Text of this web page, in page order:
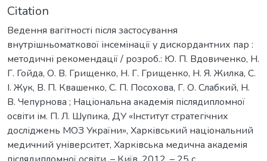
Citation
Ведення вагітності після застосування
внутрішньоматкової інсемінації у дискордантних пар :
методичні рекомендації / розроб.: Ю. П. Вдовиченко, Н.
Г. Гойда, О. В. Грищенко, Н. Г. Грищенко, Н. Я. Жилка, С.
І. Жук, В. П. Квашенко, С. П. Посохова, Г. О. Слабкий, Н.
В. Чепурнова ; Національна академія післядипломної
освіти ім. П. Л. Шупика, ДУ «Інститут стратегічних
досліджень МОЗ України», Харківський національний
медичний університет, Харківська медична академія